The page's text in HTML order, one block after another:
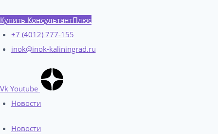
Купить КонсультантПлюс
+7 (4012) 777-155
inok@inok-kaliningrad.ru
Vk Youtube
Новости
Новости